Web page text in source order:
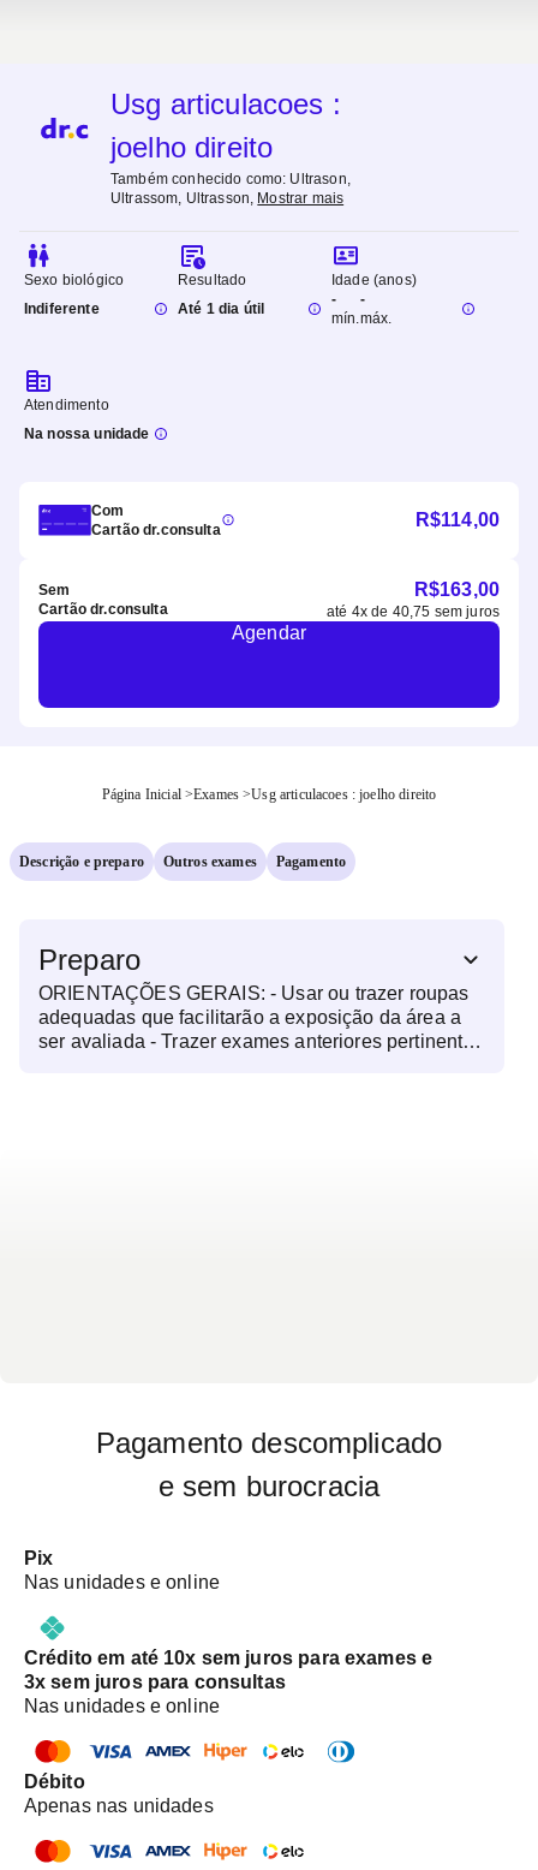
Usg articulacoes :
joelho direito
Também conhecido como: Ultrason,
Ultrassom, Ultrasson, Mostrar mais
Sexo biológico
Indiferente
Resultado
Até 1 dia útil
Idade (anos)
-
mín.
-
máx.
Atendimento
Na nossa unidade
Com
Cartão dr.consulta
R$114,00
Sem
Cartão dr.consulta
R$163,00
até 4x de 40,75 sem juros
Agendar
Página Inicial >Exames >Usg articulacoes : joelho direito
Descrição e preparo Outros exames Pagamento
Preparo
ORIENTAÇÕES GERAIS: - Usar ou trazer roupas
adequadas que facilitarão a exposição da área a
ser avaliada - Trazer exames anteriores pertinentes
Pagamento descomplicado
e sem burocracia
Pix
Nas unidades e online
Crédito em até 10x sem juros para exames e
3x sem juros para consultas
Nas unidades e online
Débito
Apenas nas unidades